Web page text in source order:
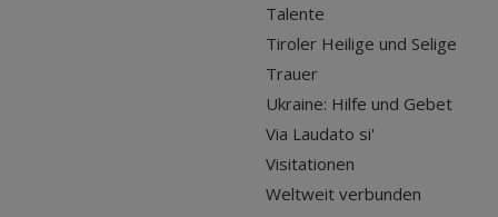
Talente
Tiroler Heilige und Selige
Trauer
Ukraine: Hilfe und Gebet
Via Laudato si'
Visitationen
Weltweit verbunden